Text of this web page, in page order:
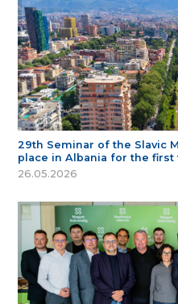
29th Seminar of the Slavic
place in Albania for the first
26.05.2026